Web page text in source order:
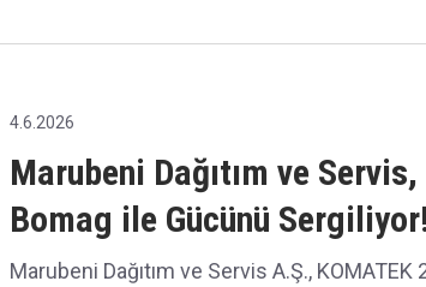
4.6.2026
Marubeni Dağıtım ve
Bomag ile Gücünü Sergiliyor!
Marubeni Dağıtım ve Servis A.Ş.,